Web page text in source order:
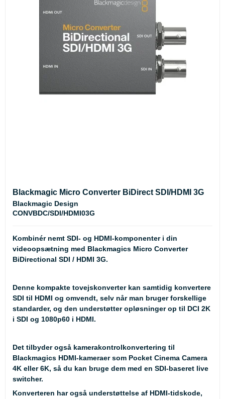
Blackmagic Micro Converter BiDirect SDI/HDMI 3G
Blackmagic Design
CONVBDC/SDI/HDMI03G
Kombinér nemt SDI- og HDMI-komponenter i din
videoopsætning med Blackmagics Micro Converter
BiDirectional SDI / HDMI 3G.
Denne kompakte tovejskonverter kan samtidig konvertere
SDI til HDMI og omvendt, selv når man bruger forskellige
standarder, og den understøtter opløsninger op til DCI 2K
i SDI og 1080p60 i HDMI.
Det tilbyder også kamerakontrolkonvertering til
Blackmagics HDMI-kameraer som Pocket Cinema Camera
4K eller 6K, så du kan bruge dem med en SDI-baseret live
switcher.
Konverteren har også understøttelse af HDMI-tidskode,